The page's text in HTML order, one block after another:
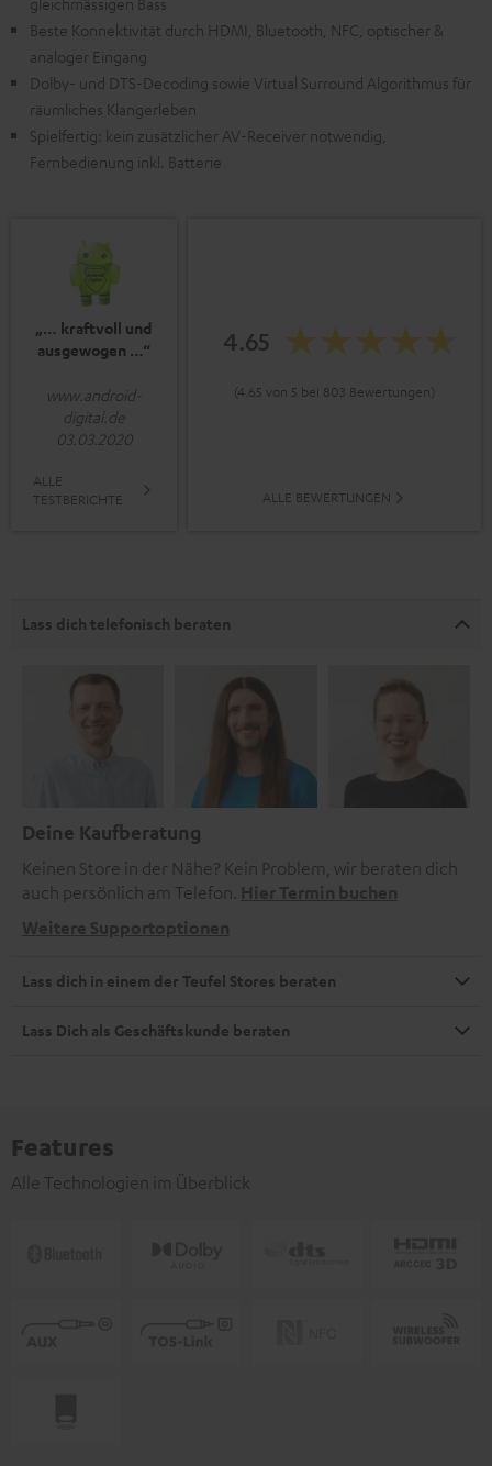
Beste Konnektivität durch HDMI, Bluetooth, NFC, optischer &
analoger Eingang
Dolby- und DTS-Decoding sowie Virtual Surround Algorithmus für
räumliches Klangerleben
Spielfertig: kein zusätzlicher AV-Receiver notwendig,
Fernbedienung inkl. Batterie
„… kraftvoll und
ausgewogen …“
www.android-
digital.de
03.03.2020
ALLE
TESTBERICHTE
4.65
(4.65 von 5 bei 803 Bewertungen)
ALLE BEWERTUNGEN
Lass dich telefonisch beraten
Deine Kaufberatung
Keinen Store in der Nähe? Kein Problem, wir beraten dich
auch persönlich am Telefon. Hier Termin buchen
Weitere Supportoptionen
Lass dich in einem der Teufel Stores beraten
Lass Dich als Geschäftskunde beraten
Features
Alle Technologien im Überblick